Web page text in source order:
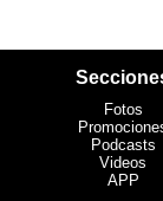
Fotos
Podcasts
Videos
APP